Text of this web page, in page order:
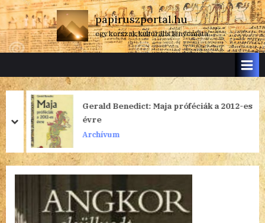
Skip
to
content
papiruszportal.hu
egy korszak kulturális lenyomata
Gerald Benedict: Maja próféciák a 2012-es
évre
Archívum
prev
next